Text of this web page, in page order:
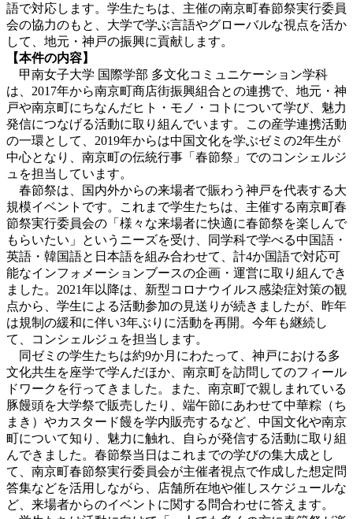
語で対応します。学生たちは、主催の南京町春節祭実行委員
会の協力のもと、大学で学ぶ言語やグローバルな視点を活か
して、地元・神戸の振興に貢献します。
【本件の内容】
甲南女子大学 国際学部 多文化コミュニケーション学科
は、2017年から南京町商店街振興組合との連携で、地元・神
戸や南京町にちなんだヒト・モノ・コトについて学び、魅力
発信につなげる活動に取り組んでいます。この産学連携活動
の一環として、2019年からは中国文化を学ぶゼミの2年生が
中心となり、南京町の伝統行事「春節祭」でのコンシェルジ
ュを担当しています。
春節祭は、国内外からの来場者で賑わう神戸を代表する大
規模イベントです。これまで学生たちは、主催する南京町春
節祭実行委員会の「様々な来場者に快適に春節祭を楽しんで
もらいたい」というニーズを受け、同学科で学べる中国語・
英語・韓国語と日本語を組み合わせて、計4か国語で対応可
能なインフォメーションブースの企画・運営に取り組んでき
ました。 2021年以降は、新型コロナウイルス感染症対策の観
点から、学生による活動参加の見送りが続きましたが、昨年
は規制の緩和に伴い3年ぶりに活動を再開。今年も継続し
て、コンシェルジュを担当します。
同ゼミの学生たちは約9か月にわたって、神戸における多
文化共生を座学で学んだほか、南京町を訪問してのフィール
ドワークを行ってきました。また、南京町で親しまれている
豚饅頭を大学祭で販売したり、端午節にあわせて中華粽（ち
まき）やカスタード饅を学内販売するなど、中国文化や南京
町について知り、魅力に触れ、自らが発信する活動に取り組
んできました。春節祭当日はこれまでの学びの集大成とし
て、南京町春節祭実行委員会が主催者視点で作成した想定問
答集などを活用しながら、店舗所在地や催しスケジュールな
ど、来場者からのイベントに関する問合わせに答えます。